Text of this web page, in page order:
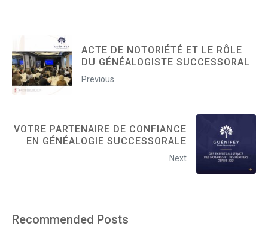
ACTE DE NOTORIÉTÉ ET LE RÔLE
DU GÉNÉALOGISTE SUCCESSORAL
Previous
VOTRE PARTENAIRE DE CONFIANCE
EN GÉNÉALOGIE SUCCESSORALE
Next
Recommended Posts